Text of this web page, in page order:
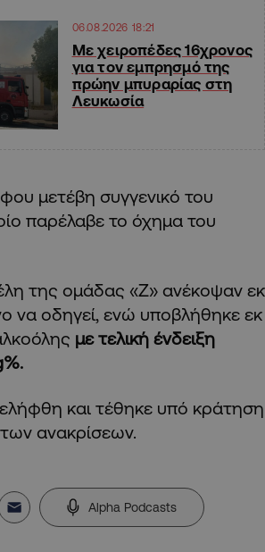
06.08.2026 18:21
Με χειροπέδες 16χρονος
για τον εμπρησμό της
πρώην μπυραρίας στη
Λευκωσία
μετέβη συγγενικό του
παρέλαβε το όχημα του
της ομάδας «Ζ» ανέκοψαν εκ
να οδηγεί, ενώ υποβλήθηκε εκ
με τελική ένδειξη
και τέθηκε υπό κράτηση
ανακρίσεων.
Alpha Podcasts